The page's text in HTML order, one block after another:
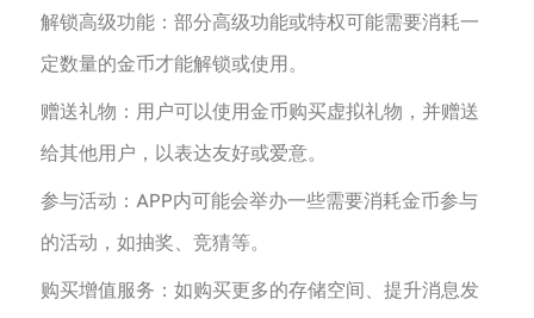
解锁高级功能：部分高级功能或特权可能需要消耗一
定数量的金币才能解锁或使用。
赠送礼物：用户可以使用金币购买虚拟礼物，并赠送
给其他用户，以表达友好或爱意。
参与活动：APP内可能会举办一些需要消耗金币参与
的活动，如抽奖、竞猜等。
购买增值服务：如购买更多的存储空间、提升消息发